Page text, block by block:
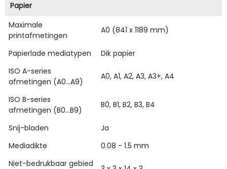
Papier
Maximale
printafmetingen
A0 (841 x 1189 mm)
Papierlade mediatypen
Dik papier
ISO A-series
afmetingen (A0...A9)
A0, A1, A2, A3, A3+, A4
ISO B-series
afmetingen (B0...B9)
B0, B1, B2, B3, B4
Snij-bladen
Ja
Mediadikte
0.08 - 1.5 mm
Niet-bedrukbaar gebied